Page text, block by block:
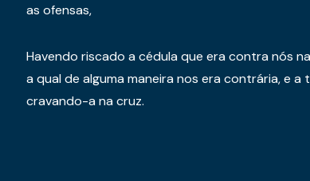
as ofensas,
Havendo riscado a cédula que era contra nós
a qual de alguma maneira nos era contrária, e a
cravando-a na cruz.